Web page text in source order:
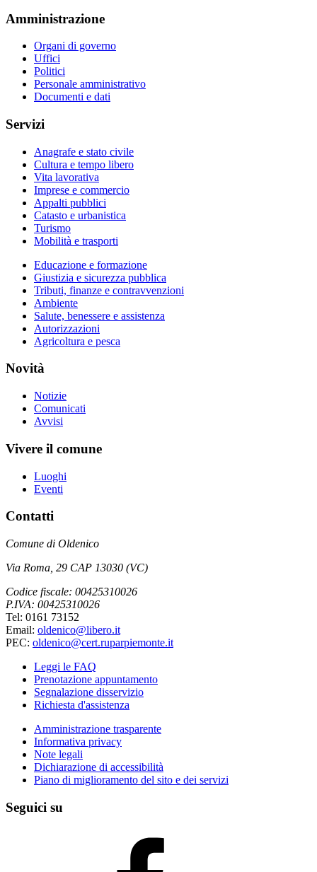
Amministrazione
Organi di governo
Uffici
Politici
Personale amministrativo
Documenti e dati
Servizi
Anagrafe e stato civile
Cultura e tempo libero
Vita lavorativa
Imprese e commercio
Appalti pubblici
Catasto e urbanistica
Turismo
Mobilità e trasporti
Educazione e formazione
Giustizia e sicurezza pubblica
Tributi, finanze e contravvenzioni
Ambiente
Salute, benessere e assistenza
Autorizzazioni
Agricoltura e pesca
Novità
Notizie
Comunicati
Avvisi
Vivere il comune
Luoghi
Eventi
Contatti
Comune di Oldenico
Via Roma, 29 CAP 13030 (VC)
Codice fiscale: 00425310026
P.IVA: 00425310026
Tel: 0161 73152
Email: oldenico@libero.it
PEC: oldenico@cert.ruparpiemonte.it
Leggi le FAQ
Prenotazione appuntamento
Segnalazione disservizio
Richiesta d'assistenza
Amministrazione trasparente
Informativa privacy
Note legali
Dichiarazione di accessibilità
Piano di miglioramento del sito e dei servizi
Seguici su